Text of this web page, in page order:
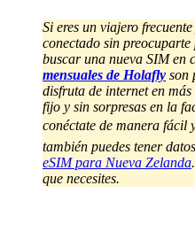
Si eres un viajero
conectado sin
buscar una nueva SIM en
mensuales de Holafly son
disfruta de internet en
fijo y sin sorpresas en la
conéctate de manera fácil
también puedes tener
eSIM para Nueva Zelanda
que necesites.